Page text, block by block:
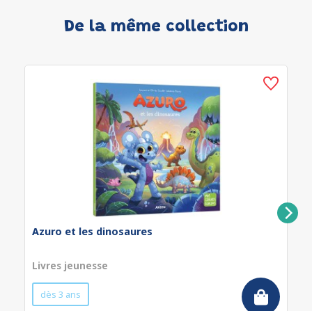
De la même collection
Azuro et les dinosaures
Livres jeunesse
dès 3 ans